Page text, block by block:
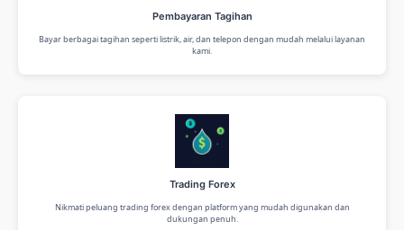
Pembayaran Tagihan
Bayar berbagai tagihan seperti listrik, air, dan telepon dengan mudah melalui layanan
kami.
Trading Forex
Nikmati peluang trading forex dengan platform yang mudah digunakan dan
dukungan penuh.
Display Ads